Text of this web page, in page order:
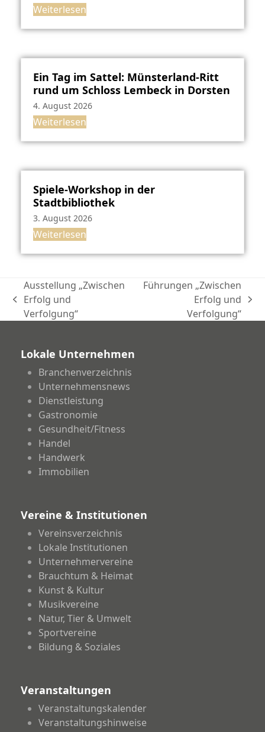
Weiterlesen
Ein Tag im Sattel: Münsterland-Ritt
rund um Schloss Lembeck in Dorsten
4. August 2026
Weiterlesen
Spiele-Workshop in der
Stadtbibliothek
3. August 2026
Weiterlesen
vorheriger
Beitrag:
Ausstellung „Zwischen
Erfolg und
Verfolgung“
Beitrag:
Führungen „Zwischen
Erfolg und
Verfolgung“
Lokale Unternehmen
Branchenverzeichnis
Unternehmensnews
Dienstleistung
Gastronomie
Gesundheit/Fitness
Handel
Handwerk
Immobilien
Vereine & Institutionen
Vereinsverzeichnis
Lokale Institutionen
Unternehmervereine
Brauchtum & Heimat
Kunst & Kultur
Musikvereine
Natur, Tier & Umwelt
Sportvereine
Bildung & Soziales
Veranstaltungen
Veranstaltungskalender
Veranstaltungshinweise